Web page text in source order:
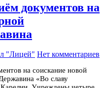
документов на
"Лицей" Нет комментариев
на соискание новой
«Во славу